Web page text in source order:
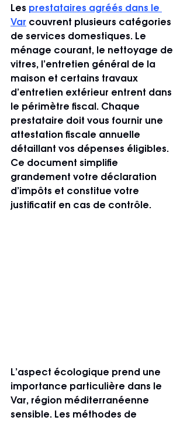
Les prestataires agréés dans le
Var couvrent plusieurs catégories
de services domestiques. Le
ménage courant, le nettoyage de
vitres, l’entretien général de la
maison et certains travaux
d’entretien extérieur entrent dans
le périmètre fiscal. Chaque
prestataire doit vous fournir une
attestation fiscale annuelle
détaillant vos dépenses éligibles.
Ce document simplifie
grandement votre déclaration
d’impôts et constitue votre
justificatif en cas de contrôle.
L’aspect écologique prend une
importance particulière dans le
Var, région méditerranéenne
sensible. Les méthodes de